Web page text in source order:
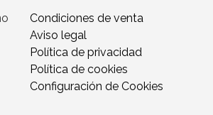
Condiciones de venta
Aviso legal
Política de privacidad
Política de cookies
Configuración de Cookies